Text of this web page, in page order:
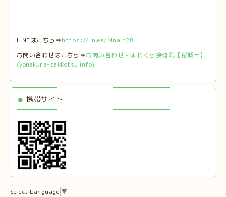
LINEはこちら⇒https://lin.ee/MnaIh2B
お問い合わせはこちら⇒お問い合わせ - よねくら接骨院【稲城市】
(yonekura-sekkotsu.info)
携帯サイト
Select Language ▼